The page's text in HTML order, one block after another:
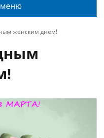
меню
женским днем!